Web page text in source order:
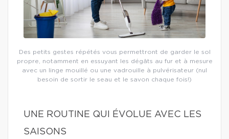
Des petits gestes répétés vous permettront de garder le sol
propre, notamment en essuyant les dégâts au fur et à mesure
avec un linge mouillé ou une vadrouille à pulvérisateur (nul
besoin de sortir le seau et le savon chaque fois!)
UNE ROUTINE QUI ÉVOLUE AVEC LES
SAISONS